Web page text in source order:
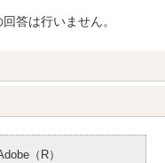
答は行いません。
（R）